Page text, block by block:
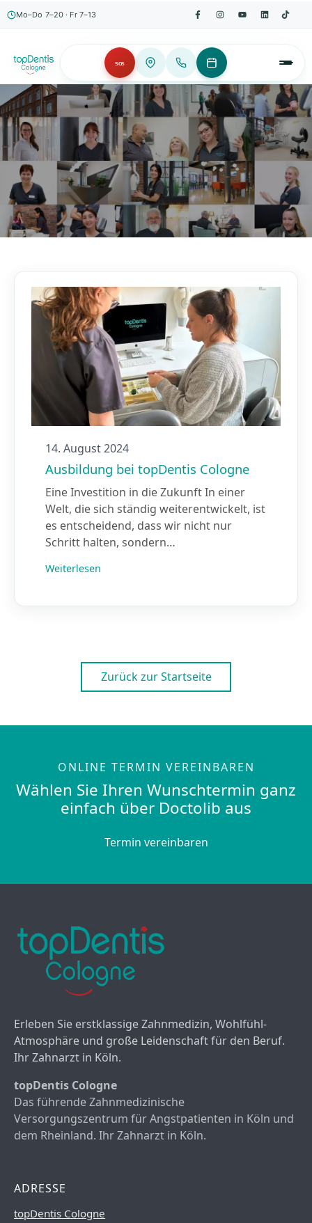
Mo–Do 7–20 · Fr 7–13
SOS
Unser Blog
14. August 2024
Ausbildung bei topDentis Cologne
Eine Investition in die Zukunft In einer
Welt, die sich ständig weiterentwickelt, ist
es entscheidend, dass wir nicht nur
Schritt halten, sondern…
Weiterlesen
Zurück zur Startseite
ONLINE TERMIN VEREINBAREN
Wählen Sie Ihren Wunschtermin ganz
einfach über Doctolib aus
Termin vereinbaren
Erleben Sie erstklassige Zahnmedizin, Wohlfühl-
Atmosphäre und große Leidenschaft für den Beruf.
Ihr Zahnarzt in Köln.
topDentis Cologne
Das führende Zahnmedizinische
Versorgungszentrum für Angstpatienten in Köln und
dem Rheinland. Ihr Zahnarzt in Köln.
ADRESSE
topDentis Cologne